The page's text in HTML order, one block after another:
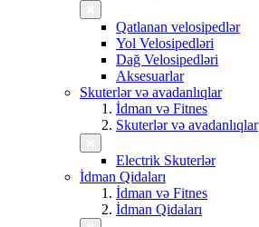
Qatlanan velosipedlər
Yol Velosipedləri
Dağ Velosipedləri
Aksesuarlar
Skuterlər və avadanlıqlar
İdman və Fitnes
Skuterlər və avadanlıqlar
Electrik Skuterlər
İdman Qidaları
İdman və Fitnes
İdman Qidaları